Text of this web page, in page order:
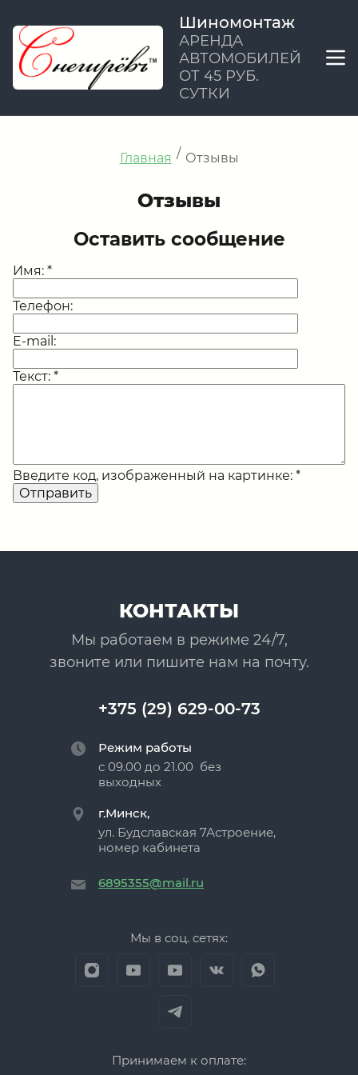
Шиномонтаж
АРЕНДА
АВТОМОБИЛЕЙ
ОТ 45 РУБ.
СУТКИ
Главная / Отзывы
Отзывы
Оставить сообщение
Имя: *
Телефон:
E-mail:
Текст: *
Введите код, изображенный на картинке: *
Отправить
Мы работаем в режиме 24/7,
звоните или пишите нам на почту.
КОНТАКТЫ
+375 (29) 629-00-73
Режим работы
с 09.00 до 21.00 без
выходных
г.Минск,
ул. Будславская 7Астроение,
номер кабинета
6895355@mail.ru
Мы в соц. сетях:
Принимаем к оплате: